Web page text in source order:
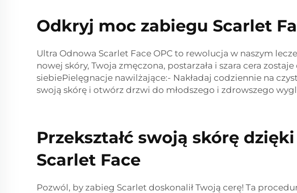
Odkryj moc zabiegu Scarlet
Ultra Odnowa Scarlet Face OPC to rewolucja w naszym
nowej skóry, Twoja zmęczona, postarzała i szara cera
siebiePielęgnacje nawilżające:- Nakładaj codziennie na
swoją skórę i otwórz drzwi do młodszego i zdrowszego
Przekształć swoją skórę
Scarlet Face
Pozwól, by zabieg Scarlet doskonalił Twoją cerę! Ta